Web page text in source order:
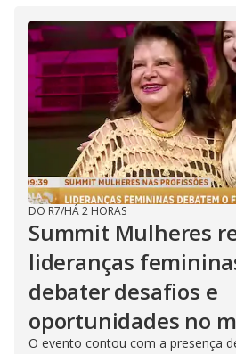
DO R7/HÁ 2 HORAS
Summit Mulheres
lideranças
debater desafios e
oportunidades no
O evento contou com a presença